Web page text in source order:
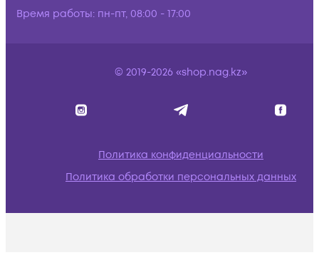
Время работы: пн-пт, 08:00 - 17:00
© 2019-2026 «shop.nag.kz»
Политика конфиденциальности
Политика обработки персональных данных